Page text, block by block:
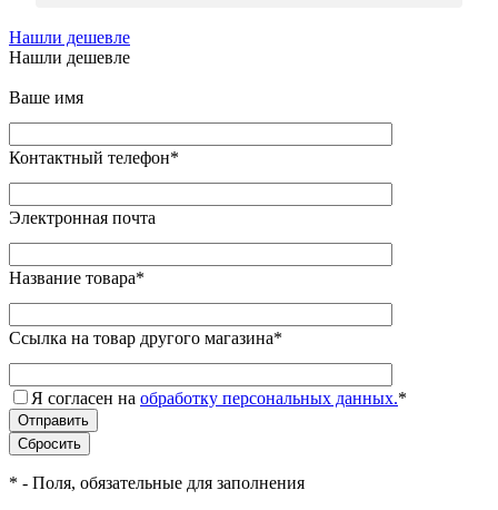
Нашли дешевле
Нашли дешевле
Ваше имя
Контактный телефон*
Электронная почта
Название товара*
Ссылка на товар другого магазина*
Я согласен на обработку персональных данных.*
* - Поля, обязательные для заполнения